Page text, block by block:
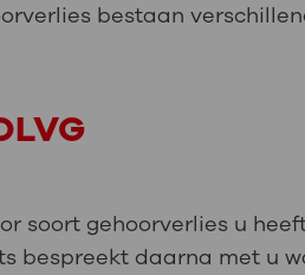
bestaan
soort gehoorverlies u
bespreekt daarna met u